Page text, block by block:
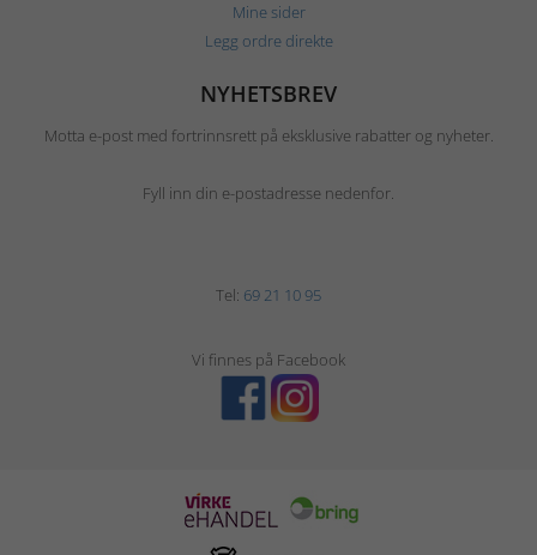
Mine sider
Legg ordre direkte
NYHETSBREV
Motta e-post med fortrinnsrett på eksklusive rabatter og nyheter.
Fyll inn din e-postadresse nedenfor.
Tel: 69 21 10 95
Vi finnes på Facebook